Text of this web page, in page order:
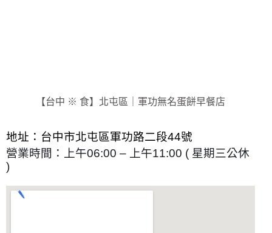
【台中 ※ 食】北屯區｜軍功無名蛋餅早餐店
地址：台中市北屯區軍功路二段44號
營業時間：上午06:00 – 上午11:00 ( 星期三公休
)